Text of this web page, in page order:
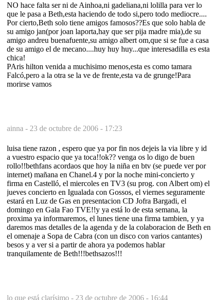
NO hace falta ser ni de Ainhoa,ni gadeliana,ni lolilla para ver lo
que le pasa a Beth,esta haciendo de todo si,pero todo mediocre....
Por cierto,Beth solo tiene amigos famosos??Es que solo habla de
su amigo jan(por joan laporta,hay que ser pija madre mia),de su
amigo andreu buenafuente,su amigo albert om,que si se fue a casa
de su amigo el de mecano....huy huy huy...que interesadilla es esta
chica!
PAris hilton venida a muchisimo menos,esta es como tamara
Falcó,pero a la otra se la ve de frente,esta va de grunge!Para
morirse vamos
ainna - 23 de octubre de 2006 - 17:23
luisa tiene razon , espero que ya por fin nos dejeis la via libre y id
a vuestro espacio que ya toca!!ok?? venga os lo digo de buen
rollo!!bethfans acordaos que hoy la niña en btv (se puede ver por
internet) mañana en Chanel.4 y por la noche mini-concierto y
firma en Castelló, el miercoles en TV3 (su prog. con Albert om) el
jueves concierto en Igualada con Gossos, el viernes seguramente
estará en Luz de Gas en presentacion CD Jofra Bargadi, el
domingo en Gala Fao TVE!!y ya está lo de esta semana, la
proxima ya informaremos, el lunes tiene una firma tambien, y ya
daremos mas detalles de la agenda y de la colaboracion de Beth en
el omenaje a Sopa de Cabra (con un disco con varios cantantes)
besos y a ver si a partir de ahora ya podemos hablar
tranquilamente de Beth!!!bethsazos!!!
lo que está clarísimo - 23 de octubre de 2006 - 16:44